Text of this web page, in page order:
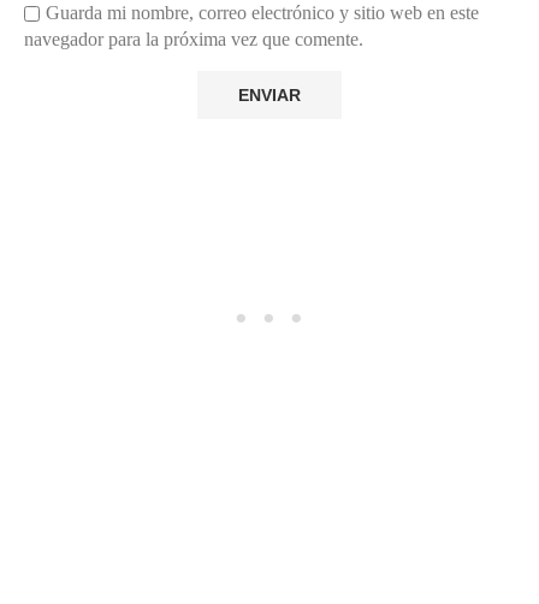
Guarda mi nombre, correo electrónico y sitio web en este
navegador para la próxima vez que comente.